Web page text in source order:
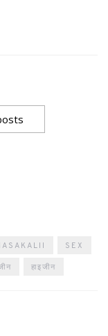
SEX
हाइजीन